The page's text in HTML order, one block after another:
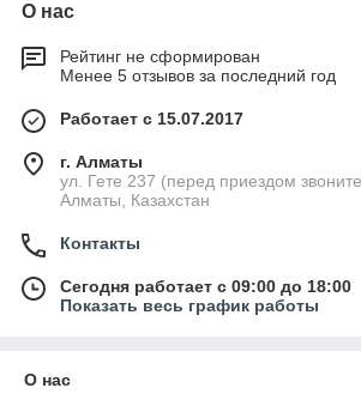
О нас
Рейтинг не сформирован
Менее 5 отзывов за последний год
Работает с 15.07.2017
г. Алматы
ул. Гете 237 (перед приездом
Алматы, Казахстан
Контакты
Сегодня работает с 09:00 до 18:00
Показать весь график работы
О нас